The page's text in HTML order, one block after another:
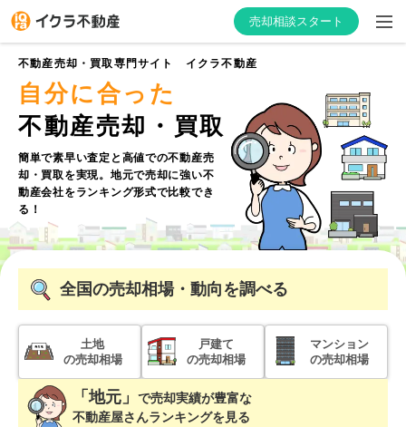
売却相談スタート
はじめての方へ
不動産会社を探す
物件の価格を知る
お家の売却を学ぶ
不動産会社向け情報
不動産売却・買取専門サイト イクラ不動産
自分に合った
不動産売却・買取
簡単で素早い査定と高値での不動産売
却・買取を実現。 地元で売却に強い不
動産会社をランキング形式で比較でき
る！
全国の売却相場・動向を調べる
土地
の売却相場
戸建て
の売却相場
マンション
の売却相場
「地元」 で売却実績が豊富な
不動産屋さんランキングを見る